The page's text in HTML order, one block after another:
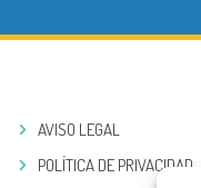
AVISO LEGAL
POLÍTICA DE PRIVACIDAD